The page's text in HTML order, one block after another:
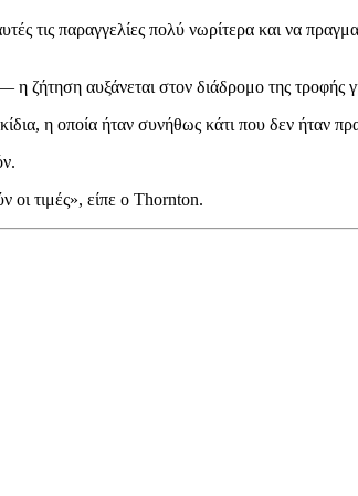
τις παραγγελίες πολύ νωρίτερα και να
ζήτηση αυξάνεται στον διάδρομο της τροφής
η οποία ήταν συνήθως κάτι που δεν ήταν
οι τιμές», είπε ο Thornton.